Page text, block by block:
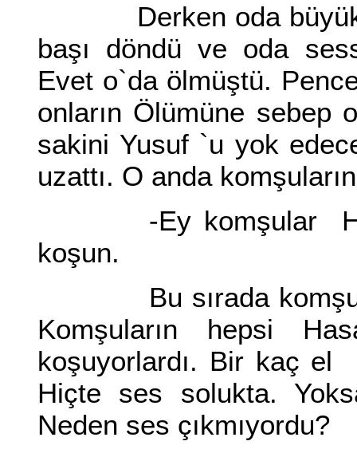
Derken oda büyük
başı döndü ve oda
Evet o`da ölmüştü.
onların Ölümüne sebep
sakini Yusuf `u yok
uzattı. O anda
-Ey komşular
koşun.
Bu sırada
Komşuların hepsi
koşuyorlardı. Bir kaç el
Hiçte ses solukta.
Neden ses çıkmıyordu?